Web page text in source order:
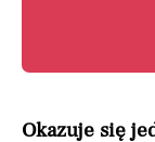
Okazuje się